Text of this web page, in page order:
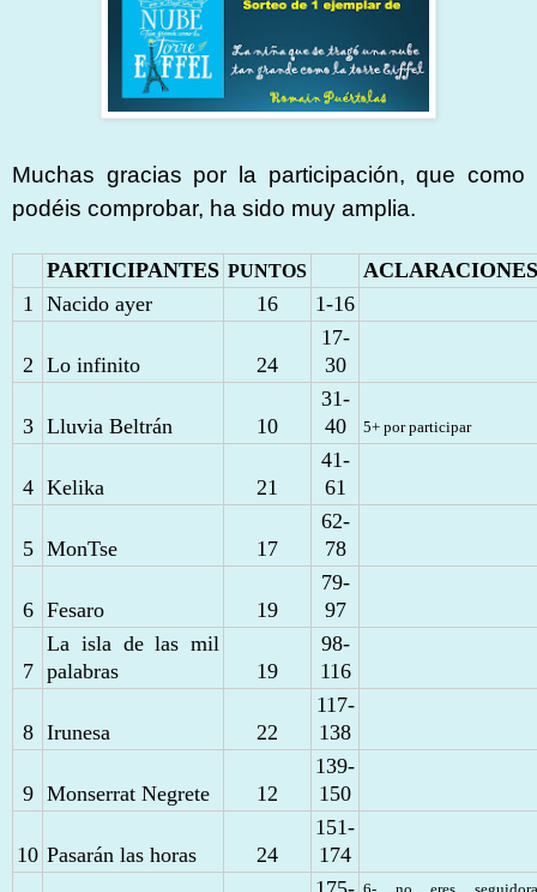
Muchas gracias por la participación, que como
podéis comprobar, ha sido muy amplia.
PARTICIPANTES PUNTOS
ACLARACIONES
1
Nacido ayer 16 1-16
2 Lo infinito 24
17-
30
3 Lluvia Beltrán 10
31-
40
5+ por participar
4 Kelika 21
41-
61
5 MonTse 17
62-
78
6 Fesaro 19
79-
97
7
La isla de las mil
palabras
19
98-
116
8 Irunesa 22
117-
138
9 Monserrat Negrete 12
139-
150
10 Pasarán las horas 24
151-
174